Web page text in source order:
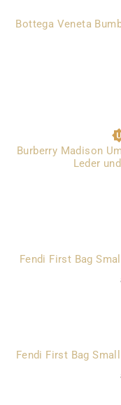
Bottega Veneta
Burberry Madison
Leder
Fendi First Bag
Fendi First Bag